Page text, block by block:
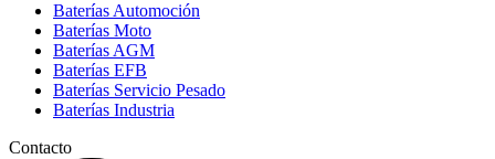
Baterías Automoción
Baterías Moto
Baterías AGM
Baterías EFB
Baterías Servicio Pesado
Baterías Industria
Contacto